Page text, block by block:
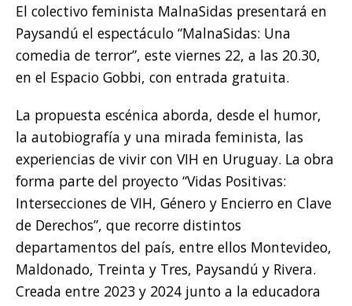
El colectivo feminista MalnaSidas presentará en
Paysandú el espectáculo “MalnaSidas: Una
comedia de terror”, este viernes 22, a las 20.30,
en el Espacio Gobbi, con entrada gratuita.
La propuesta escénica aborda, desde el humor,
la autobiografía y una mirada feminista, las
experiencias de vivir con VIH en Uruguay. La obra
forma parte del proyecto “Vidas Positivas:
Intersecciones de VIH, Género y Encierro en Clave
de Derechos”, que recorre distintos
departamentos del país, entre ellos Montevideo,
Maldonado, Treinta y Tres, Paysandú y Rivera.
Creada entre 2023 y 2024 junto a la educadora